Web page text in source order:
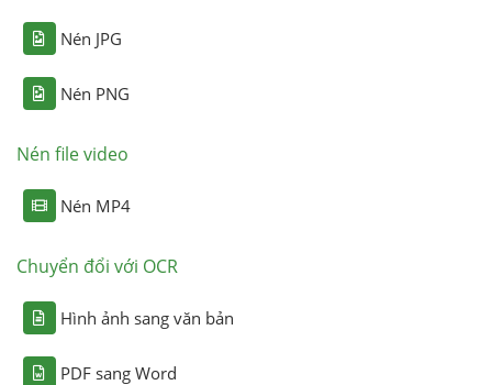
Nén JPG
Nén PNG
Nén file video
Nén MP4
Chuyển đổi với OCR
Hình ảnh sang văn bản
PDF sang Word